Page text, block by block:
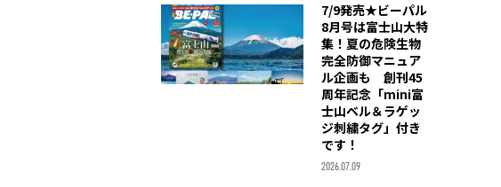
7/9発売★ビーパル
8月号は富士山大特
集！夏の危険生物
完全防御マニュア
ル企画も 創刊45
周年記念「mini富
士山ベル＆ラゲッ
ジ刺繍タグ」付き
です！
2026.07.09